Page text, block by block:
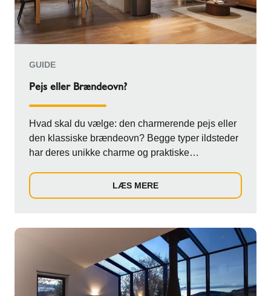
GUIDE
Pejs eller Brændeovn?
Hvad skal du vælge: den charmerende pejs eller
den klassiske brændeovn? Begge typer ildsteder
har deres unikke charme og praktiske
LÆS MERE